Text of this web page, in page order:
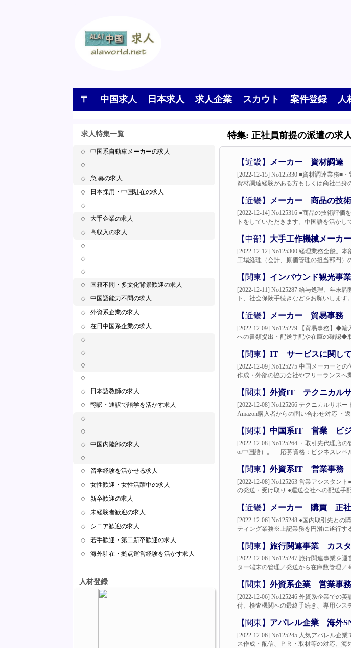
〒 中国求人 日本求人 求人企業 スカウト 案件登録 人
求人特集一覧
◇
中国系自動車メーカーの求人
◇
◇
急 募の求人
◇
日本採用・中国駐在の求人
◇
◇
大手企業の求人
◇
高収入の求人
◇
◇
◇
◇
国籍不問・多文化背景歓迎の求人
◇
中国語能力不問の求人
◇
外資系企業の求人
◇
在日中国系企業の求人
◇
◇
◇
◇
◇
日本語教師の求人
◇
翻訳・通訳で語学を活かす求人
◇
◇
◇
中国内陸部の求人
◇
◇
留学経験を活かせる求人
◇
女性歓迎・女性活躍中の求人
◇
新卒歓迎の求人
◇
未経験者歓迎の求人
◇
シニア歓迎の求人
◇
若手歓迎・第二新卒歓迎の求人
◇
海外駐在・拠点運営経験を活かす求人
人材登録
特集: 正社員前提の派遣の求
【近畿】 メーカー 資材調達
[2022-12-15] No125330 ■資材調達業務■
資材調達経験がある方もしくは商社出
【近畿】 メーカー 商品の技
[2022-12-14] No125316 ●商品の技術評
トをしていただきます。中国語を活か
【中部】 大手工作機械メー
[2022-12-12] No125300 経理業務全般。
工場経理（会計、原価管理の担当部門
【関東】 インバウンド観光
[2022-12-11] No125287 給与処理、年末
ト、社会保険手続きなどをお願いしま
【近畿】 メーカー 貿易事務
[2022-12-09] No125279 【貿易事務】◆
への書類提出・配送手配や在庫の確認◆
【関東】 IT サービスに関し
[2022-12-09] No125275 中国メーカーと
作成・外部の協力会社やフリーランスへ
【関東】 外資IT テクニカル
[2022-12-08] No125266 テクニカルサポ
Amazon購入者からの問い合わせ対応 ・
【関東】 中国系IT 営業 ビジ
[2022-12-08] No125264 ・取引先代理店
or中国語）。 応募資格：ビジネスレベ
【関東】 外資系IT 営業事務
[2022-12-08] No125263 営業アシスタン
の発送・受け取り ●運送会社への配送手
【近畿】 メーカー 購買 正
[2022-12-06] No125248 ●国内取引先と
ティング業務※上記業務を円滑に遂行す
【関東】 旅行関連事業 カス
[2022-12-06] No125247 旅行関連事業を
ター端末の管理／発送から在庫数管理
【関東】 外資系企業 営業事
[2022-12-06] No125246 外資系企業での
付、検査機関への最終手続き、専用シス
【関東】 アパレル企業 海外
[2022-12-06] No125245 人気アパレル企
ス作成・配信、ＰＲ・取材等の対応、